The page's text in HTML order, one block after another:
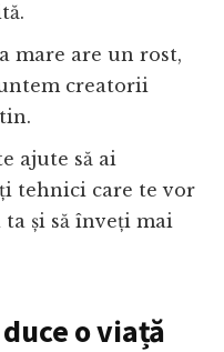
mare are un rost,
creatorii
ajute să ai
tehnici care te vor
și să înveți mai
o viață